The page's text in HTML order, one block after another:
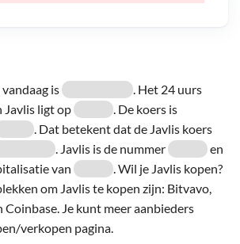
is
. Het 24 uurs
Javlis ligt op
. De koers is
. Dat betekent dat de Javlis koers
. Javlis is de nummer
en
van
. Wil je Javlis kopen?
om Javlis te kopen zijn: Bitvavo,
Coinbase. Je kunt meer aanbieders
verkopen pagina.